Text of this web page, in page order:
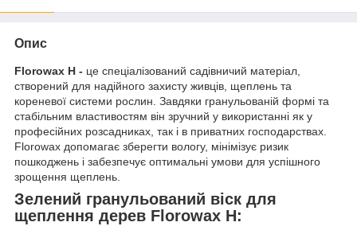
Опис
Florowax H - це спеціалізований садівничий матеріал,
створений для надійного захисту живців, щеплень та
кореневої системи рослин. Завдяки гранульованій формі та
стабільним властивостям він зручний у використанні як у
професійних розсадниках, так і в приватних господарствах.
Florowax допомагає зберегти вологу, мінімізує ризик
пошкоджень і забезпечує оптимальні умови для успішного
зрощення щеплень.
Зелений гранульований віск для
щеплення дерев Florowax H: